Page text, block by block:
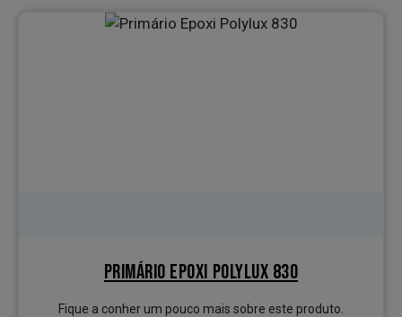
PRIMÁRIO EPOXI POLYLUX 830
Fique a conher um pouco mais sobre este produto.